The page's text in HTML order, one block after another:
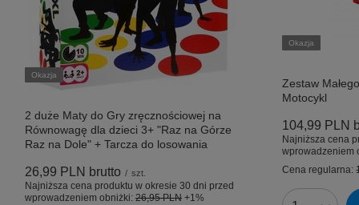
Okazja
2 duże Maty do Gry zręcznościowej na
Równowagę dla dzieci 3+ "Raz na Górze
Raz na Dole" + Tarcza do losowania
26,99 PLN brutto / szt.
Najniższa cena produktu w okresie 30 dni przed
wprowadzeniem obniżki: 26,95 PLN +1%
Okazja
Zestaw
Motocykl
104,99 PLN
Najniższa cena
wprowadzeniem
Cena regularna: